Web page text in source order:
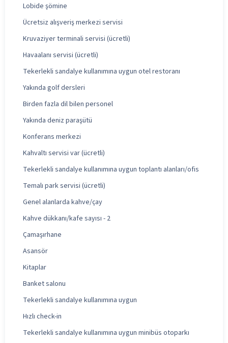
Lobide şömine
Ücretsiz alışveriş merkezi servisi
Kruvaziyer terminali servisi (ücretli)
Havaalanı servisi (ücretli)
Tekerlekli sandalye kullanımına uygun otel restoranı
Yakında golf dersleri
Birden fazla dil bilen personel
Yakında deniz paraşütü
Konferans merkezi
Kahvaltı servisi var (ücretli)
Tekerlekli sandalye kullanımına uygun toplantı alanları/ofis
Temalı park servisi (ücretli)
Genel alanlarda kahve/çay
Kahve dükkanı/kafe sayısı - 2
Çamaşırhane
Asansör
Kitaplar
Banket salonu
Tekerlekli sandalye kullanımına uygun
Hızlı check-in
Tekerlekli sandalye kullanımına uygun minibüs otoparkı